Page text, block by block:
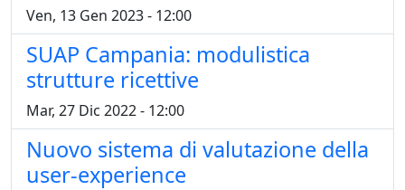
Ven, 13 Gen 2023 - 12:00
SUAP Campania: modulistica
strutture ricettive
Mar, 27 Dic 2022 - 12:00
Nuovo sistema di valutazione della
user-experience